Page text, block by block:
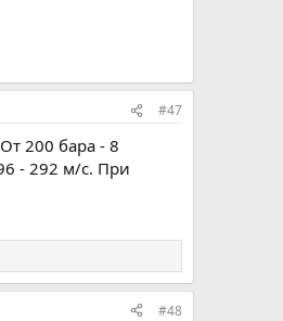
#47
200 бара - 8
- 292 м/с. При
#48